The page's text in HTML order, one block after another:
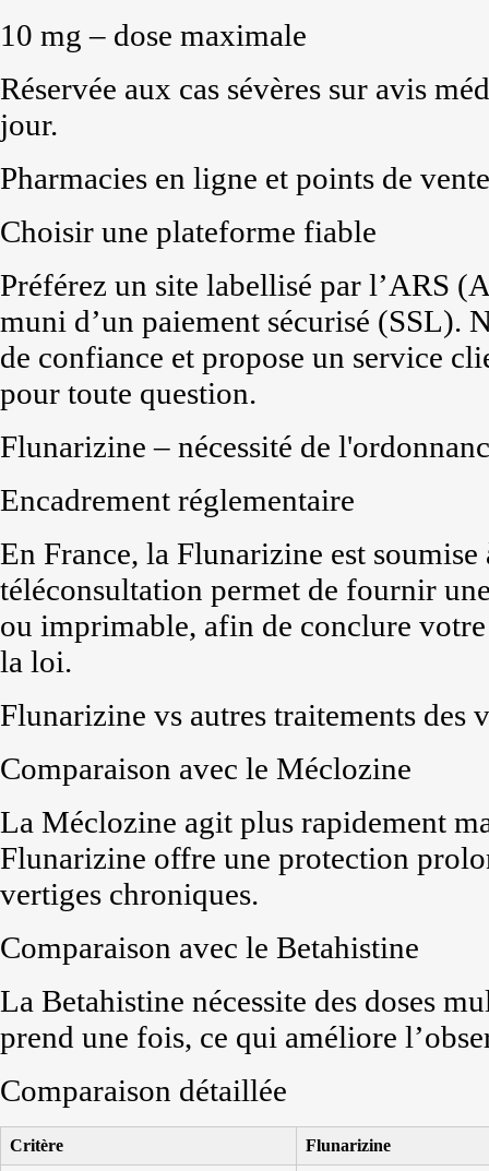
10 mg – dose maximale
Réservée aux cas sévères sur avis
jour.
Pharmacies en ligne et points de vente
Choisir une plateforme fiable
Préférez un site labellisé par l’ARS
muni d’un paiement sécurisé (SSL).
de confiance et propose un service
pour toute question.
Flunarizine – nécessité de
Encadrement réglementaire
En France, la Flunarizine est
téléconsultation permet de fournir
ou imprimable, afin de conclure
la loi.
Flunarizine vs autres traitements des
Comparaison avec le Méclozine
La Méclozine agit plus rapidement
Flunarizine offre une protection
vertiges chroniques.
Comparaison avec le Betahistine
La Betahistine nécessite des doses
prend une fois, ce qui améliore
Comparaison détaillée
Critère Flunarizine